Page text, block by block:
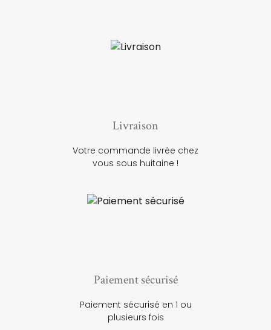
Livraison
Votre commande livrée chez
vous sous huitaine !
Paiement sécurisé
Paiement sécurisé en 1 ou
plusieurs fois